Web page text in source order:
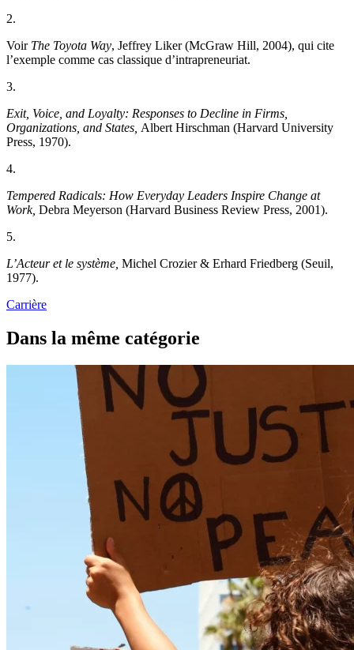
2.
Voir The Toyota Way, Jeffrey Liker (McGraw Hill, 2004), qui cite
l’exemple comme cas classique d’intrapreneuriat.
3.
Exit, Voice, and Loyalty: Responses to Decline in Firms,
Organizations, and States, Albert Hirschman (Harvard University
Press, 1970).
4.
Tempered Radicals: How Everyday Leaders Inspire Change at
Work, Debra Meyerson (Harvard Business Review Press, 2001).
5.
L’Acteur et le système, Michel Crozier & Erhard Friedberg (Seuil,
1977).
Carrière
Dans la même catégorie